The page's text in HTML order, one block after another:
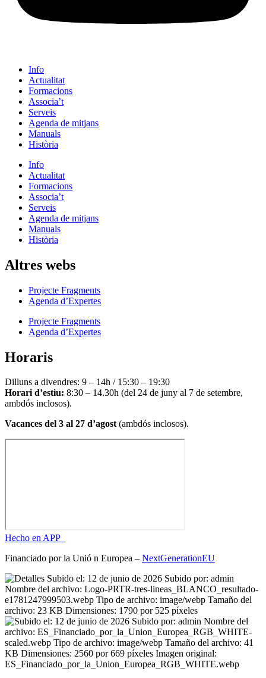
Info
Actualitat
Formacions
Associa’t
Serveis
Agenda de mitjans
Manuals
Història
Info
Actualitat
Formacions
Associa’t
Serveis
Agenda de mitjans
Manuals
Història
Altres webs
Projecte Fragments
Agenda d’Expertes
Projecte Fragments
Agenda d’Expertes
Horaris
Dilluns a divendres: 9 – 14h / 15:30 – 19:30
Horari d’estiu: 8:30 – 14.30h (del 24 de juny al 7 de setembre,
ambdós inclosos).
Vacances del 3 al 27 d’agost(ambdós inclosos).
Hecho en APP_
Financiado por la Unió n Europea – NextGenerationEU